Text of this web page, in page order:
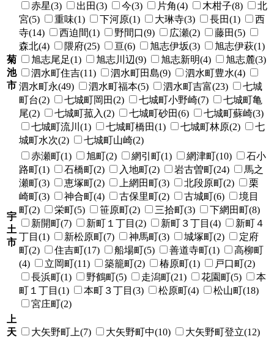
菊
池
市
赤星(3) 出田(3) 今(3) 片角(4) 木柑子(8)
北
宮(5)
重味(1) 下河原(1) 大琳寺(3) 長田(1)
西
寺(14)
西迫間(1) 野間口(9) 広瀬(2)
藤田(5)
森北(4)
隈府(25) 亘(6) 旭志伊坂(3)
旭志伊萩(1)
旭志尾足(1)
旭志川辺(9) 旭志新明(4)
旭志麓(3)
泗水町住吉(11)
泗水町田島(9)
泗水町豊水(4)
泗水町永(49)
泗水町福本(5) 泗水町吉富(23)
七城
町台(2)
七城町岡田(2) 七城町小野崎(7)
七城町亀
尾(2)
七城町菰入(2) 七城町砂田(6)
七城町蘇崎(3)
七城町流川(1)
七城町橋田(1) 七城町林原(2)
七
城町水次(2)
七城町山崎(2)
宇
土
市
赤瀬町(1) 旭町(2) 網引町(1) 網津町(10)
石小
路町(1)
石橋町(2) 入地町(2) 岩古曽町(24)
馬之
瀬町(3)
恵塚町(2) 上網田町(3) 北段原町(2)
栗
崎町(3)
神合町(4) 古保里町(2) 古城町(6)
境目
町(2)
栄町(5) 笹原町(2) 三拾町(3)
下網田町(8)
新開町(7)
新町１丁目(2) 新町３丁目(4)
新町４
丁目(1)
新松原町(7) 神馬町(3) 城塚町(2)
定府
町(2)
住吉町(17) 船場町(5) 善道寺町(1)
高柳町
(4)
立岡町(11) 築籠町(2) 椿原町(1)
戸口町(2)
長浜町(1)
野鶴町(5) 走潟町(21) 花園町(5)
本
町１丁目(1)
本町３丁目(3) 松原町(4)
松山町(18)
宮庄町(2)
上
天
大矢野町上(7) 大矢野町中(10)
大矢野町登立(12)